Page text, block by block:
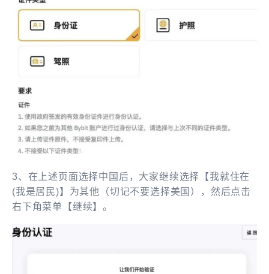
3、在上述页面选择中国后，大家继续选择【我就住在
(我是居民)】为其他（切记不要选择美国），然后点击
右下角菜单【继续】。